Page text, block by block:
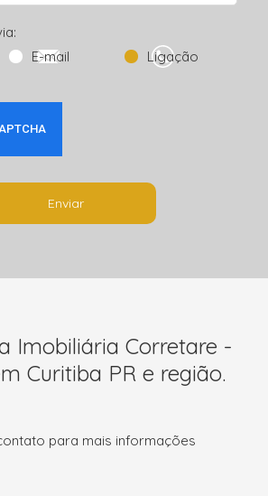
E-mail Ligação
Enviar
Imobiliária Corretare -
Curitiba PR e região.
para mais informações